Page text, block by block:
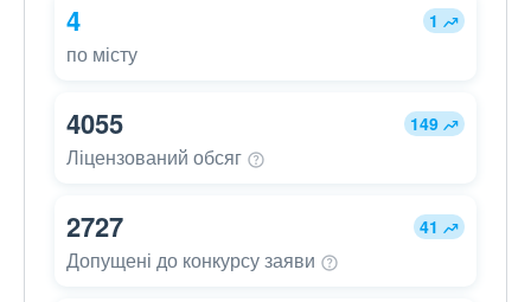
4 1
по місту
4055 149
Ліцензований обсяг
2727 41
Допущені до конкурсузаяви